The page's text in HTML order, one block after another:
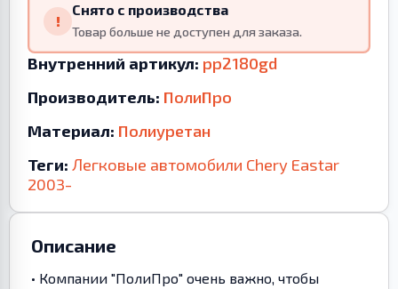
!
Снято с производства
Товар больше не доступен для заказа.
Внутренний артикул: pp2180gd
Производитель: ПолиПро
Материал: Полиуретан
Теги: Легковые автомобили Chery Eastar
2003-
Описание
• Компании "ПолиПро" очень важно, чтобы